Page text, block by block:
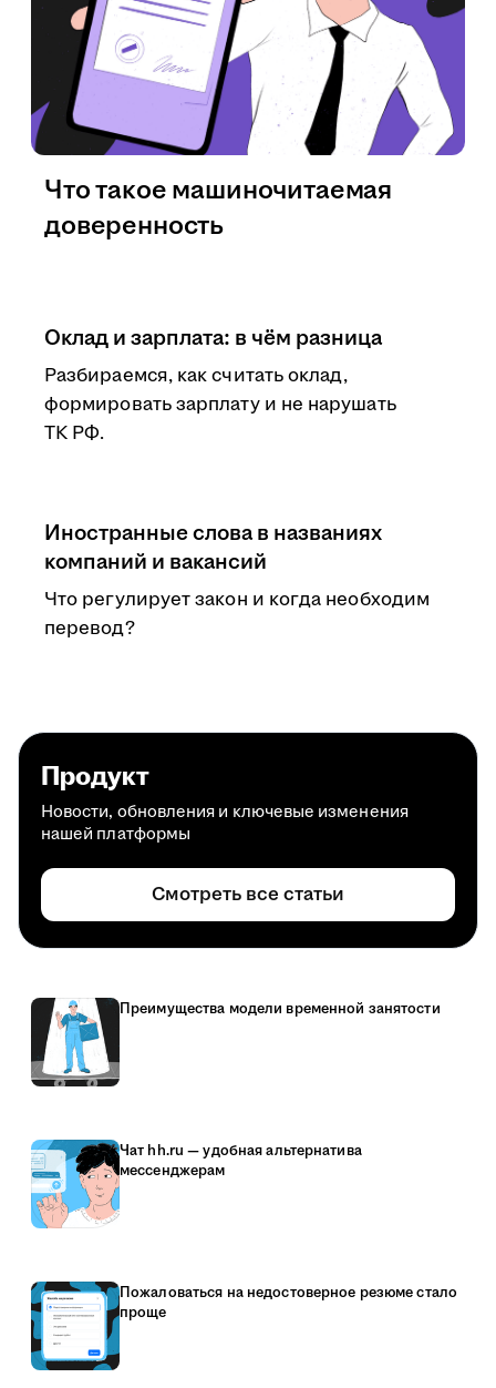
Оклад и зарплата: в чём разница
Разбираемся, как считать оклад,
формировать зарплату и не нарушать
ТК РФ.
Иностранные слова в названиях
компаний и вакансий
Что регулирует закон и когда необходим
перевод?
Что такое машиночитаемая
доверенность
Продукт
Новости, обновления и ключевые изменения
нашей платформы
Смотреть все статьи
Преимущества модели временной занятости
Чат hh.ru — удобная альтернатива
мессенджерам
Пожаловаться на недостоверное резюме стало
проще